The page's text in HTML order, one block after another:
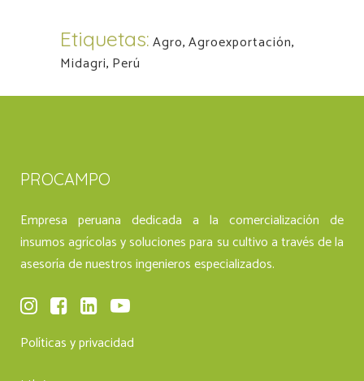
Etiquetas:Agro,Agroexportación,
Midagri, Perú
PROCAMPO
Empresa peruana dedicada a la comercialización de
insumos agrícolas y soluciones para su cultivo a través de la
asesoría de nuestros ingenieros especializados.
Políticas y privacidad